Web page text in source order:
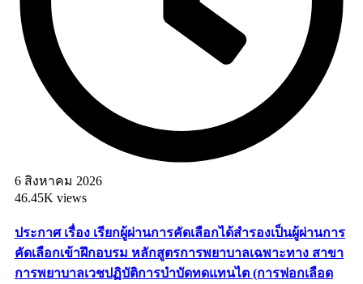
6 สิงหาคม 2026
46.45K views
ประกาศ เรื่อง เรียกผู้ผ่านการคัดเลือกได้สำรองเป็นผู้ผ่านการ
คัดเลือกเข้าฝึกอบรม หลักสูตรการพยาบาลเฉพาะทาง สาขา
การพยาบาลเวชปฏิบัติการบำบัดทดแทนไต (การฟอกเลือด